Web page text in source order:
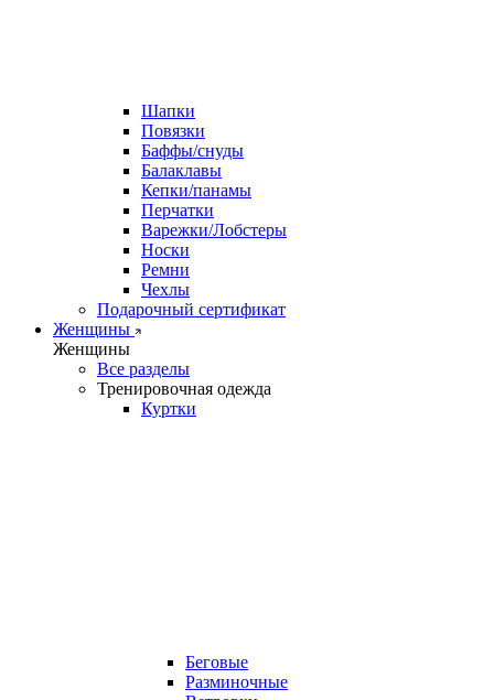
Шапки
Повязки
Баффы/снуды
Балаклавы
Кепки/панамы
Перчатки
Варежки/Лобстеры
Носки
Ремни
Чехлы
Подарочный сертификат
Женщины
Женщины
Все разделы
Тренировочная одежда
Куртки
Беговые
Разминочные